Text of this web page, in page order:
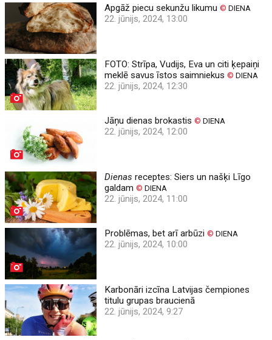
Apgāž piecu sekunžu likumu© DIENA
22. jūnijs, 2024, 13:00
FOTO: Strīpa, Vudijs, Eva un citi ķepaiņi
meklē savus īstos saimniekus© DIENA
22. jūnijs, 2024, 12:30
Jāņu dienas brokastis© DIENA
22. jūnijs, 2024, 12:00
Dienas receptes: Siers un našķi Līgo
galdam© DIENA
22. jūnijs, 2024, 11:00
Problēmas, bet arī arbūzi© DIENA
22. jūnijs, 2024, 10:00
Karbonāri izcīna Latvijas čempiones
titulu grupas braucienā
22. jūnijs, 2024, 9:27